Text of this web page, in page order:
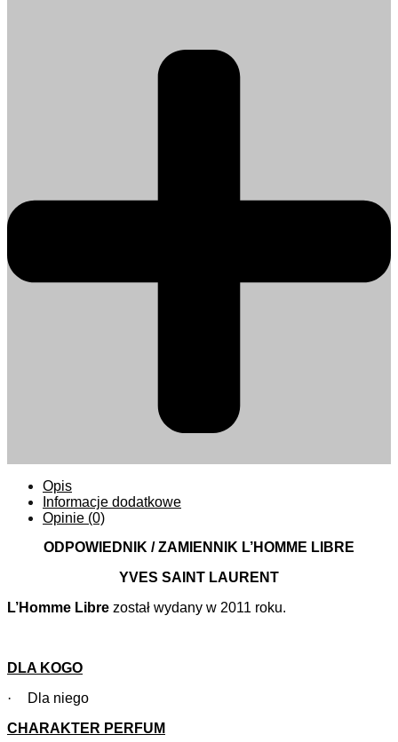
Opis
Informacje dodatkowe
Opinie (0)
ODPOWIEDNIK / ZAMIENNIK L’HOMME LIBRE
YVES SAINT LAURENT
L’Homme Libre został wydany w 2011 roku.
DLA KOGO
·
Dla niego
CHARAKTER PERFUM